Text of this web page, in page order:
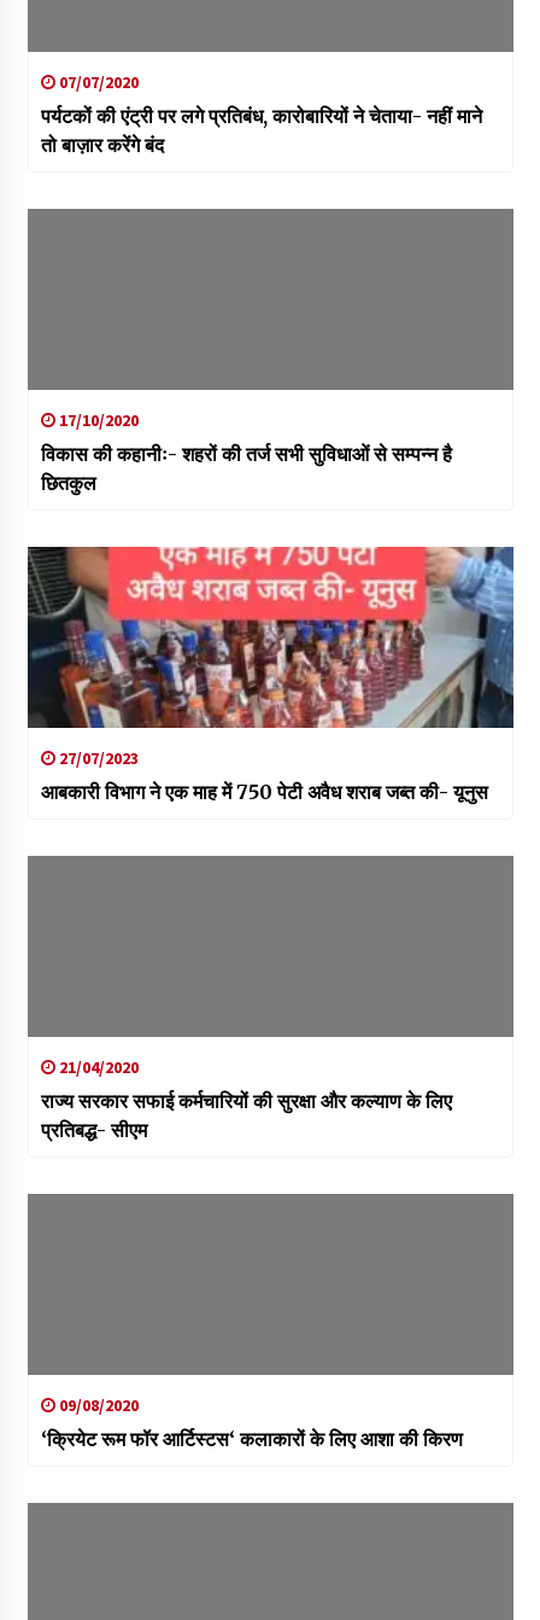
07/07/2020
पर्यटकों की एंट्री पर लगे प्रतिबंध, कारोबारियों ने चेताया- नहीं माने
तो बाज़ार करेंगे बंद
17/10/2020
विकास की कहानीः- शहरों की तर्ज सभी सुविधाओं से सम्पन्न है
छितकुल
27/07/2023
आबकारी विभाग ने एक माह में 750 पेटी अवैध शराब जब्त की- यूनुस
21/04/2020
राज्य सरकार सफाई कर्मचारियों की सुरक्षा और कल्याण के लिए
प्रतिबद्ध- सीएम
09/08/2020
‘क्रियेट रूम फॉर आर्टिस्टस‘ कलाकारों के लिए आशा की किरण